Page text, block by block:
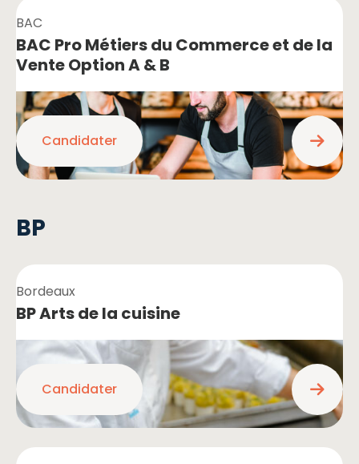
BAC
BAC Pro Métiers du Commerce et de la
Vente Option A & B
Candidater
BP
Bordeaux
BP Arts de la cuisine
Candidater